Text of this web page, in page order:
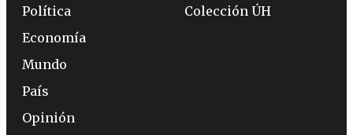
Política
Economía
Mundo
País
Opinión
Colección ÚH